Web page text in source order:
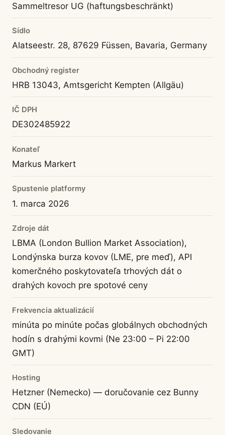
Sammeltresor UG (haftungsbeschränkt)
Sídlo
Alatseestr. 28, 87629 Füssen, Bavaria, Germany
Obchodný register
HRB 13043, Amtsgericht Kempten (Allgäu)
IČ DPH
DE302485922
Konateľ
Markus Markert
Spustenie platformy
1. marca 2026
Zdroje dát
LBMA (London Bullion Market Association),
Londýnska burza kovov (LME, pre meď), API
komerčného poskytovateľa trhových dát o
drahých kovoch pre spotové ceny
Frekvencia aktualizácií
minúta po minúte počas globálnych obchodných
hodín s drahými kovmi (Ne 23:00 – Pi 22:00
GMT)
Hosting
Hetzner (Nemecko) — doručovanie cez Bunny
CDN (EÚ)
Sledovanie